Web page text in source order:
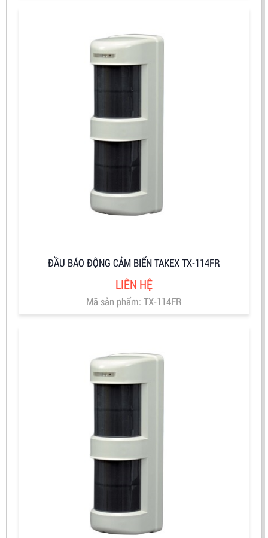
ĐẦU BÁO ĐỘNG CẢM BIẾN TAKEX TX-114FR
LIÊN HỆ
Mã sản phẩm: TX-114FR